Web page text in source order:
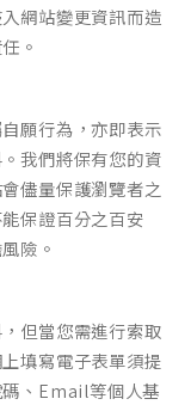
網站變更資訊而造
。
願行為，亦即表示
我們將保有您的資
儘量保護瀏覽者之
保證百分之百安
險。
但當您需進行索取
填寫電子表單須提
、Email等個人基